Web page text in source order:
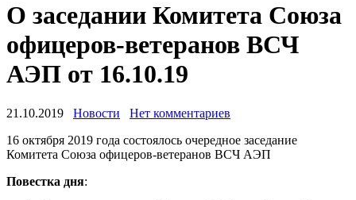
О заседании Комитета Союза
офицеров-ветеранов ВСЧ
АЭП от 16.10.19
21.10.2019 Новости
Нет комментариев
16 октября 2019 года состоялось очередное заседание
Комитета Союза офицеров-ветеранов ВСЧ АЭП
Повестка дня: